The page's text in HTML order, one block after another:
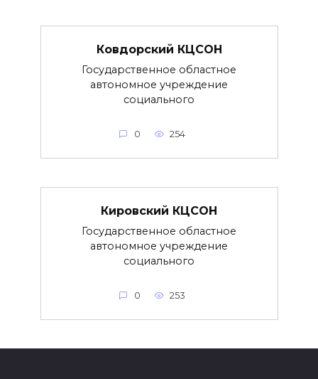
Ковдорский КЦСОН
Государственное областное
автономное учреждение
социального
0 254
Кировский КЦСОН
Государственное областное
автономное учреждение
социального
0 253